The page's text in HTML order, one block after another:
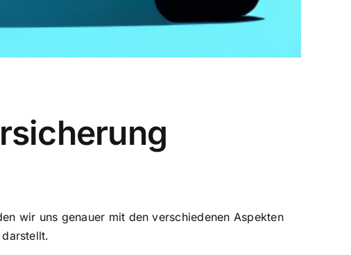
wir uns genauer mit den verschiedenen Aspekten